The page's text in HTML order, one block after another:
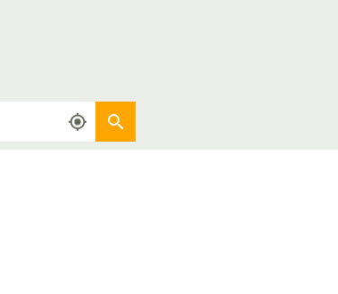
Aktuellen Standort verwenden